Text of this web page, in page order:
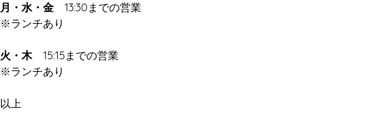
月・水・金 13:30までの営業
※ランチあり
火・木 15:15までの営業
※ランチあり
以上